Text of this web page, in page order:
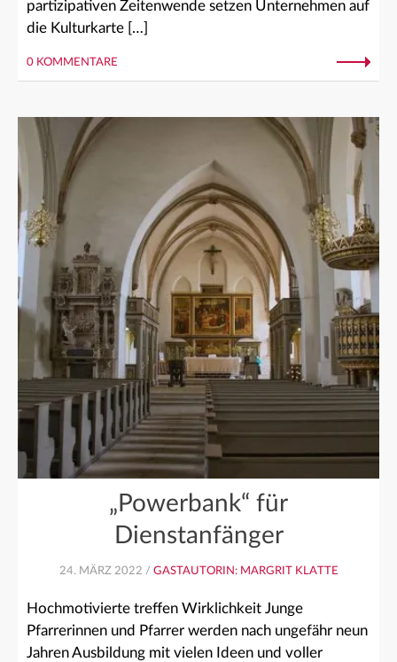
partizipativen Zeitenwende setzen Unternehmen auf
die Kulturkarte […]
0 KOMMENTARE
„Powerbank“ für
Dienstanfänger
24. MÄRZ 2022 / GASTAUTORIN: MARGRIT KLATTE
Hochmotivierte treffen Wirklichkeit Junge
Pfarrerinnen und Pfarrer werden nach ungefähr neun
Jahren Ausbildung mit vielen Ideen und voller